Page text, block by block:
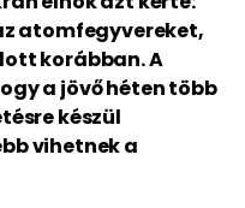
atomfegyvereket,
korábban. A
a jövő héten több
készül
vihetnek a